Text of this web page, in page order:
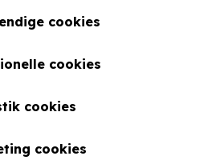
dolum
cookies
cookies
cookies
cookies